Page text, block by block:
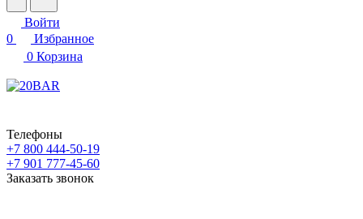
Войти
0
Избранное
0 Корзина
Телефоны
+7 800 444-50-19
+7 901 777-45-60
Заказать звонок